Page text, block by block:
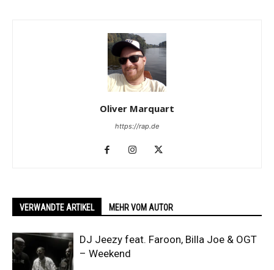
Oliver Marquart
https://rap.de
VERWANDTE ARTIKEL MEHR VOM AUTOR
DJ Jeezy feat. Faroon, Billa Joe & OGT
– Weekend